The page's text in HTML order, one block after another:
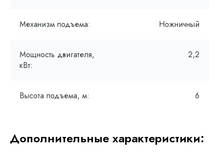
Механизм подъема: Ножничный
Мощность двигателя,
кВт:
2,2
Высота подъема, м: 6
Дополнительные характеристики: